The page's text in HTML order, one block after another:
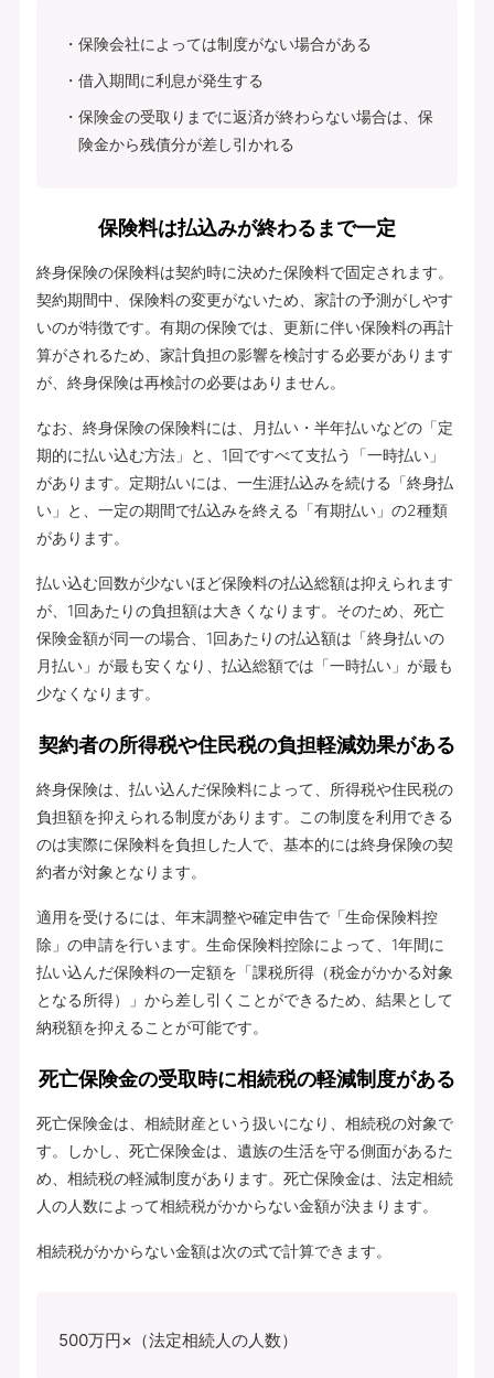
保険会社によっては制度がない場合がある
借入期間に利息が発生する
保険金の受取りまでに返済が終わらない場合は、保
険金から残債分が差し引かれる
保険料は払込みが終わるまで一定
終身保険の保険料は契約時に決めた保険料で固定されます。
契約期間中、保険料の変更がないため、家計の予測がしやす
いのが特徴です。有期の保険では、更新に伴い保険料の再計
算がされるため、家計負担の影響を検討する必要があります
が、終身保険は再検討の必要はありません。
なお、終身保険の保険料には、月払い・半年払いなどの「定
期的に払い込む方法」と、1回ですべて支払う「一時払い」
があります。定期払いには、一生涯払込みを続ける「終身払
い」と、一定の期間で払込みを終える「有期払い」の2種類
があります。
払い込む回数が少ないほど保険料の払込総額は抑えられます
が、1回あたりの負担額は大きくなります。そのため、死亡
保険金額が同一の場合、1回あたりの払込額は「終身払いの
月払い」が最も安くなり、払込総額では「一時払い」が最も
少なくなります。
契約者の所得税や住民税の負担軽減効果がある
終身保険は、払い込んだ保険料によって、所得税や住民税の
負担額を抑えられる制度があります。この制度を利用できる
のは実際に保険料を負担した人で、基本的には終身保険の契
約者が対象となります。
適用を受けるには、年末調整や確定申告で「生命保険料控
除」の申請を行います。生命保険料控除によって、1年間に
払い込んだ保険料の一定額を「課税所得（税金がかかる対象
となる所得）」から差し引くことができるため、結果として
納税額を抑えることが可能です。
死亡保険金の受取時に相続税の軽減制度がある
死亡保険金は、相続財産という扱いになり、相続税の対象で
す。しかし、死亡保険金は、遺族の生活を守る側面があるた
め、相続税の軽減制度があります。死亡保険金は、法定相続
人の人数によって相続税がかからない金額が決まります。
相続税がかからない金額は次の式で計算できます。
500万円×（法定相続人の人数）